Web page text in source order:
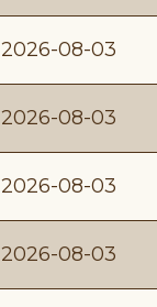
2026-08-03
2026-08-03
2026-08-03
2026-08-03